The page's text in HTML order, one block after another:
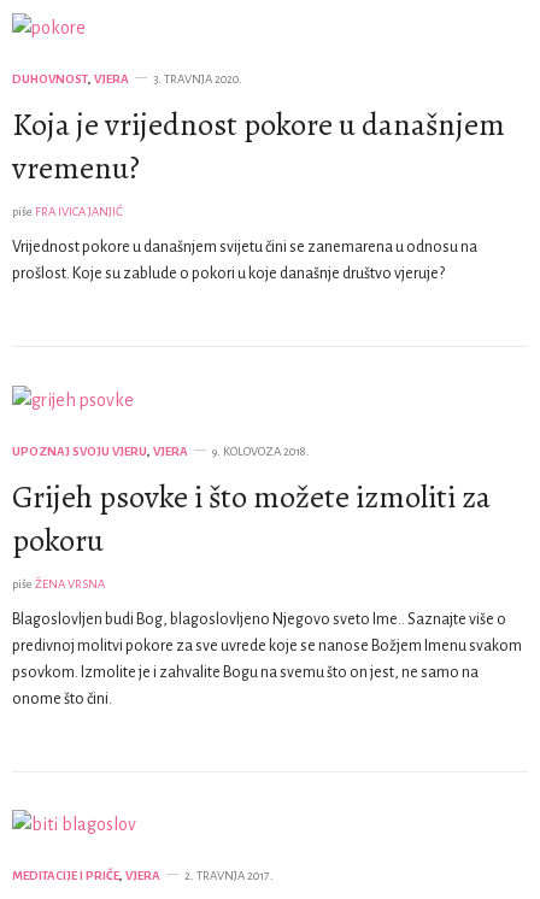
DUHOVNOST, VJERA 3. TRAVNJA 2020.
Koja je vrijednost pokore u današnjem
vremenu?
piše FRA IVICA JANJIĆ
Vrijednost pokore u današnjem svijetu čini se zanemarena u odnosu na
prošlost. Koje su zablude o pokori u koje današnje društvo vjeruje?
UPOZNAJ SVOJU VJERU, VJERA 9. KOLOVOZA 2018.
Grijeh psovke i što možete izmoliti za
pokoru
piše ŽENA VRSNA
Blagoslovljen budi Bog, blagoslovljeno Njegovo sveto Ime.. Saznajte više o
predivnoj molitvi pokore za sve uvrede koje se nanose Božjem Imenu svakom
psovkom. Izmolite je i zahvalite Bogu na svemu što on jest, ne samo na
onome što čini.
MEDITACIJE I PRIČE, VJERA 2. TRAVNJA 2017.